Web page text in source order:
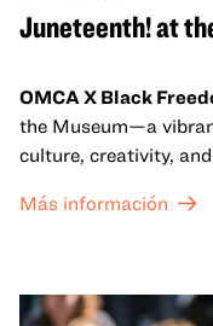
Juneteenth! at
OMCA X Black
the Museum—a
culture, creativity,
sets from boundary-
move, make, and
Más información